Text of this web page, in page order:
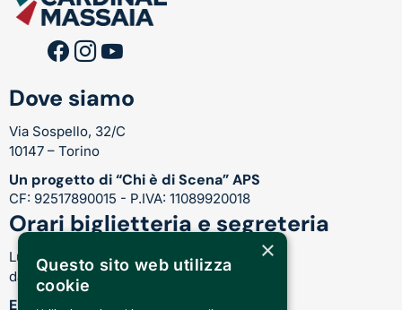
Dove siamo
Via Sospello, 32/C
10147 – Torino
Un progetto di “Chi è di Scena” APS
CF: 92517890015 - P.IVA: 11089920018
Orari biglietteria e segreteria
Lunedì-Venerdì:
dalle 17.00 alle 21.00
Email
×
Questo sito web utilizza
cookie